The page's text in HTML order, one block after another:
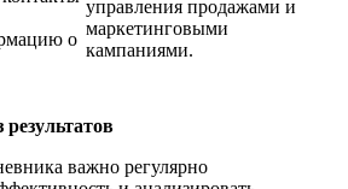
о
управления продажами и
маркетинговыми
кампаниями.
важно регулярно